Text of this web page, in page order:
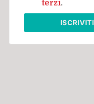
terzi.
ISCRIVITI